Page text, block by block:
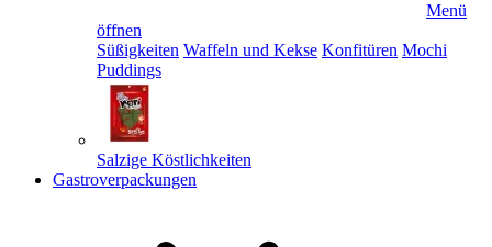
Menü
öffnen
Süßigkeiten Waffeln und Kekse Konfitüren Mochi
Puddings
Salzige Köstlichkeiten
Gastroverpackungen